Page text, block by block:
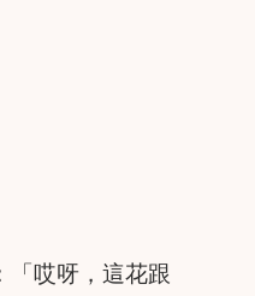
「哎呀，這花跟